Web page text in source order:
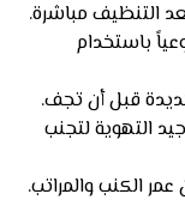
التنظيف مباشرة.
باستخدام
قبل أن تجف.
التهوية لتجنب
الكنب والمراتب.